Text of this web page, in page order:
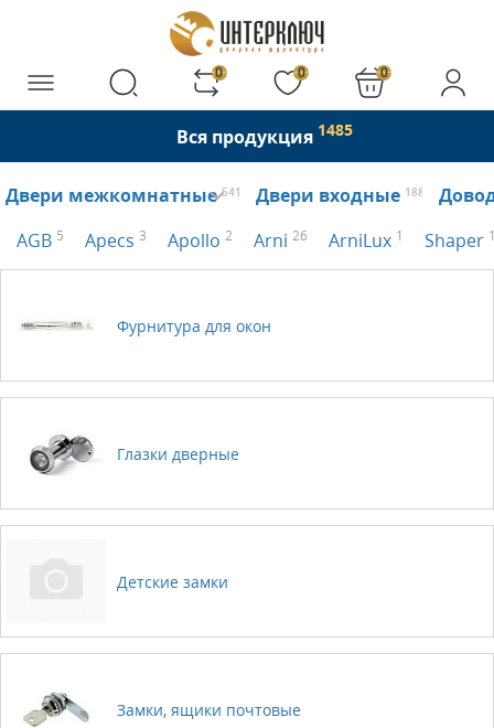
0 0 0
Вся продукция 1485
Двери межкомнатные541 Двери входные 188
AGB 5 Apecs 3 Apollo 2 Arni 26 ArniLux 1 Shaper
Фурнитура для окон
Глазки дверные
Детские замки
Замки, ящики почтовые